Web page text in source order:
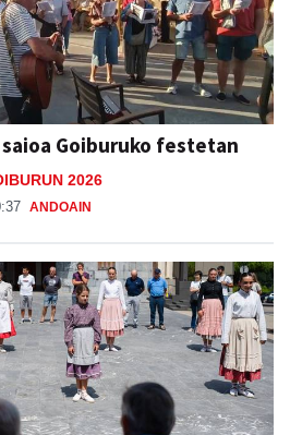
Goiburuko festetan
2026
ANDOAIN